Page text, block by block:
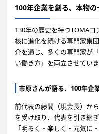
100年企業を創る、本物の
130年の歴史を持つTOMA
核に進化を続ける専門家集
介を通じ、多くの専門家が
い働き方」を両立させていま
市原さんが語る、100年企
前代表の藤間（現会長）か
を受け取り、代表を引き継ぎ
「明るく・楽しく・元気に